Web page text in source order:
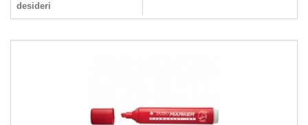
desideri